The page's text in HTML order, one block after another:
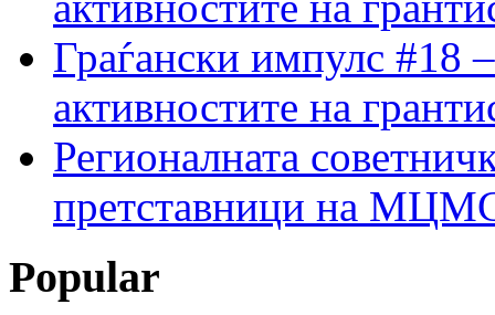
Граѓански импулс #18
активностите на
Регионалната
претставници на МЦМС
Popular